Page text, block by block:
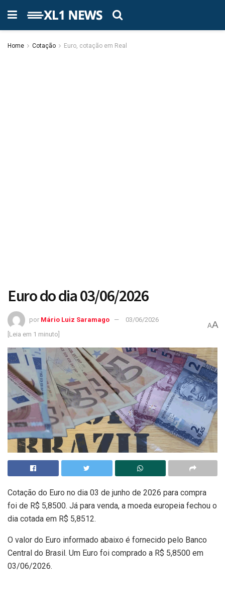
Home Cotação Euro, cotação em Real
Euro do dia 03/06/2026
por Mário Luiz Saramago
03/06/2026
[Leia em 1 minuto]
AA
Cotação do Euro no dia 03 de junho de 2026 para compra
foi de R$ 5,8500. Já para venda, a moeda europeia fechou o
dia cotada em R$ 5,8512.
O valor do Euro informado abaixo é fornecido pelo Banco
Central do Brasil. Um Euro foi comprado a R$ 5,8500 em
03/06/2026.